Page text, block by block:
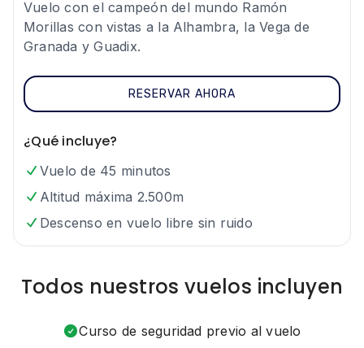
Vuelo con el campeón del mundo Ramón
Morillas con vistas a la Alhambra, la Vega de
Granada y Guadix.
RESERVAR AHORA
¿Qué incluye?
Vuelo de 45 minutos
Altitud máxima 2.500m
Descenso en vuelo libre sin ruido
Todos nuestros vuelos incluyen
Curso de seguridad previo al vuelo